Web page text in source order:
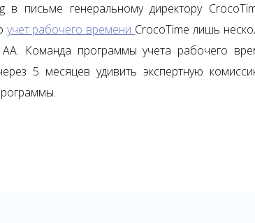
в письме генеральному директору
учет рабочего времени CrocoTime лишь
АА. Команда программы учета рабочего
5 месяцев удивить экспертную